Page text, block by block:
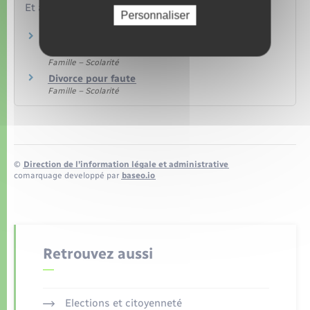
Et aussi
Famille – Scolarité
Divorce pour faute
Famille – Scolarité
© Direction de l’information légale et administrative
comarquage developpé par baseo.io
Retrouvez aussi
Elections et citoyenneté
Personnaliser